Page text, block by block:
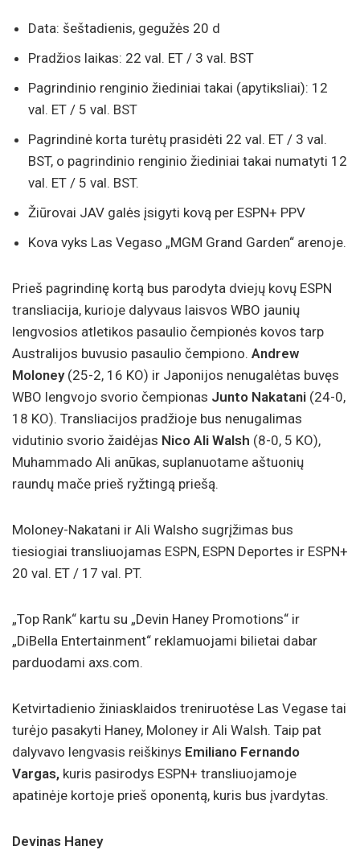
Data: šeštadienis, gegužės 20 d
Pradžios laikas: 22 val. ET / 3 val. BST
Pagrindinio renginio žiediniai takai (apytiksliai): 12
val. ET / 5 val. BST
Pagrindinė korta turėtų prasidėti 22 val. ET / 3 val.
BST, o pagrindinio renginio žiediniai takai numatyti 12
val. ET / 5 val. BST.
Žiūrovai JAV galės įsigyti kovą per ESPN+ PPV
Kova vyks Las Vegaso „MGM Grand Garden“ arenoje.
Prieš pagrindinę kortą bus parodyta dviejų kovų ESPN
transliacija, kurioje dalyvaus laisvos WBO jaunių
lengvosios atletikos pasaulio čempionės kovos tarp
Australijos buvusio pasaulio čempiono. Andrew
Moloney(25-2, 16 KO) ir Japonijos nenugalėtas buvęs
WBO lengvojo svorio čempionas Junto Nakatani (24-0,
18 KO). Transliacijos pradžioje bus nenugalimas
vidutinio svorio žaidėjas Nico Ali Walsh (8-0, 5 KO),
Muhammado Ali anūkas, suplanuotame aštuonių
raundų mače prieš ryžtingą priešą.
Moloney-Nakatani ir Ali Walsho sugrįžimas bus
tiesiogiai transliuojamas ESPN, ESPN Deportes ir ESPN+
20 val. ET / 17 val. PT.
„Top Rank“ kartu su „Devin Haney Promotions“ ir
„DiBella Entertainment“ reklamuojami bilietai dabar
parduodami axs.com.
Ketvirtadienio žiniasklaidos treniruotėse Las Vegase tai
turėjo pasakyti Haney, Moloney ir Ali Walsh. Taip pat
dalyvavo lengvasis reiškinys Emiliano Fernando
Vargas, kuris pasirodys ESPN+ transliuojamoje
apatinėje kortoje prieš oponentą, kuris bus įvardytas.
Devinas Haney